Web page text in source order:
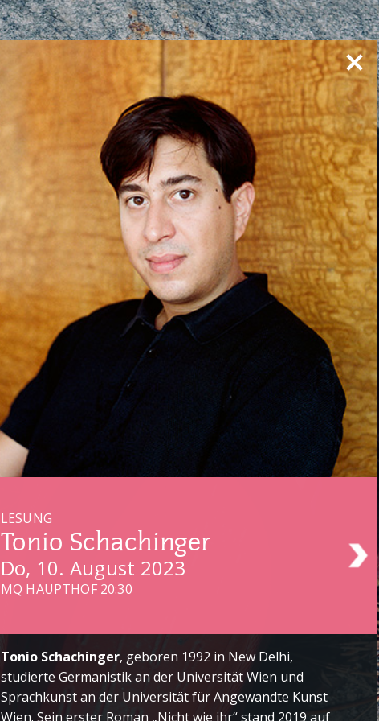
LESUNG
Tonio Schachinger
Do, 10. August 2023
MQ HAUPTHOF 20:30
Tonio Schachinger, geboren 1992 in New Delhi,
studierte Germanistik an der Universität Wien und
Sprachkunst an der Universität für Angewandte Kunst
Wien. Sein erster Roman „Nicht wie ihr“ stand 2019 auf